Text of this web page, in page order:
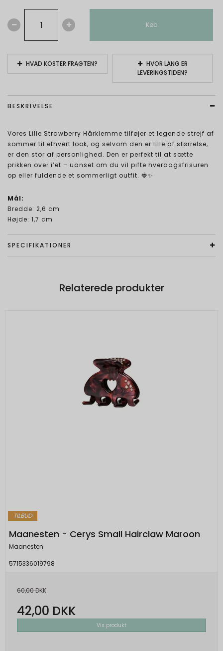
Køb
HVAD KOSTER FRAGTEN?
HVOR LANG ER
LEVERINGSTIDEN?
BESKRIVELSE
Vores Lille Strawberry Hårklemme tilføjer et legende strejf af
sommer til ethvert look, og selvom den er lille af størrelse,
er den stor af personlighed. Den er perfekt til at sætte
prikken over i’et – uanset om du vil pifte hverdagsfrisuren
op eller fuldende et sommerligt outfit. 🍓✨
Mål:
Bredde: 2,6 cm
Højde: 1,7 cm
SPECIFIKATIONER
Relaterede produkter
TILBUD
Maanesten - Cerys Small Hairclaw Maroon
Maanesten
5715336019798
60,00 DKK
42,00 DKK
Vis produkt